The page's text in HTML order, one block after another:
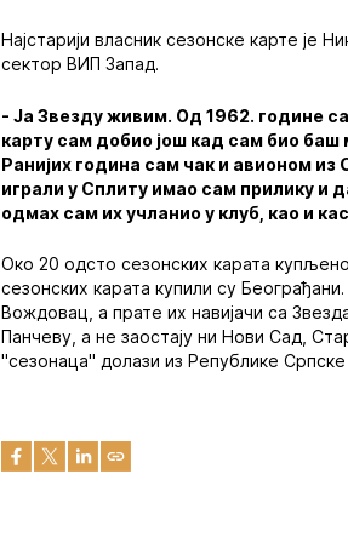
Најстарији власник сезонске карте је
сектор ВИП Запад.
- Ја Звезду живим. Од 1962. године
карту сам добио још кад сам био баш
Ранијих година сам чак и авионом
играли у Сплиту имао сам прилику и
одмах сам их учланио у клуб, као и
Око 20 одсто сезонских карата
сезонских карата купили су
Вождовац, а прате их навијачи са
Панчеву, а не заостају ни Нови Сад,
"сезонаца" долази из Републике